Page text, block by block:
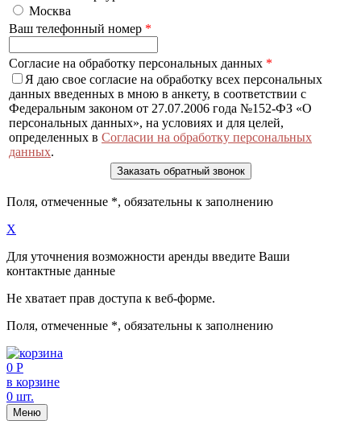
Москва
Ваш телефонный номер *
Согласие на обработку персональных данных *
Я даю свое согласие на обработку всех персональных
данных введенных в мною в анкету, в соответствии с
Федеральным законом от 27.07.2006 года №152-ФЗ «О
персональных данных», на условиях и для целей,
определенных в Согласии на обработку персональных
данных.
Поля, отмеченные *, обязательны к заполнению
X
Для уточнения возможности аренды введите Ваши
контактные данные
Не хватает прав доступа к веб-форме.
Поля, отмеченные *, обязательны к заполнению
0 Р
в корзине
0 шт.
Меню